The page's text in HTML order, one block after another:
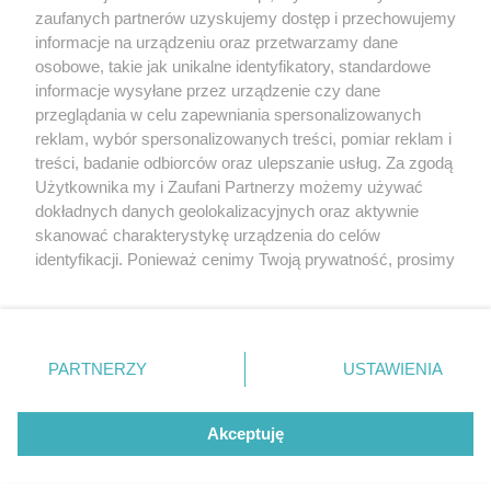
Więcej
20. urodzin portalu
wSzczecinie.pl
Regulamin konkursów
śniadaniówka "Hej
Szczecin! Jest piątek!"
Partnerzy
Praca Szczecin
© 2026 wSzczecinie.pl
Created by GOD
zaufanych partnerów uzyskujemy dostęp i przechowujemy
informacje na urządzeniu oraz przetwarzamy dane
osobowe, takie jak unikalne identyfikatory, standardowe
informacje wysyłane przez urządzenie czy dane
przeglądania w celu zapewniania spersonalizowanych
reklam, wybór spersonalizowanych treści, pomiar reklam i
treści, badanie odbiorców oraz ulepszanie usług. Za zgodą
Użytkownika my i Zaufani Partnerzy możemy używać
dokładnych danych geolokalizacyjnych oraz aktywnie
skanować charakterystykę urządzenia do celów
identyfikacji. Ponieważ cenimy Twoją prywatność, prosimy
prywatności znajdujący się w lewym dolnym rogu strony
. Niektóre rodzaje przetwarzania danych nie wymagają
takiemu przetwarzaniu. Preferencje będą miały
zastosowania tylko na tej witrynie.
PARTNERZY USTAWIENIA
Akceptuję